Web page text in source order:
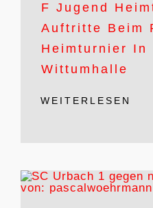
F Jugend
Auftritte Beim
Heimturnier In
Wittumhalle
WEITERLESEN